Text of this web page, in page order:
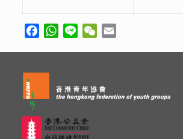
FacebookWhatsApp
Line WeChat